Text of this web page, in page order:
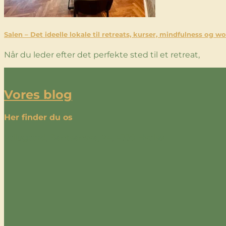
Salen – Det ideelle lokale til retreats, kurser, mindfulness og
Når du leder efter det perfekte sted til et retreat,
Vores blog
Her finder du os